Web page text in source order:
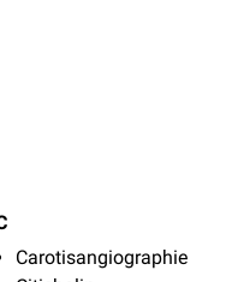
Carotisangiographie